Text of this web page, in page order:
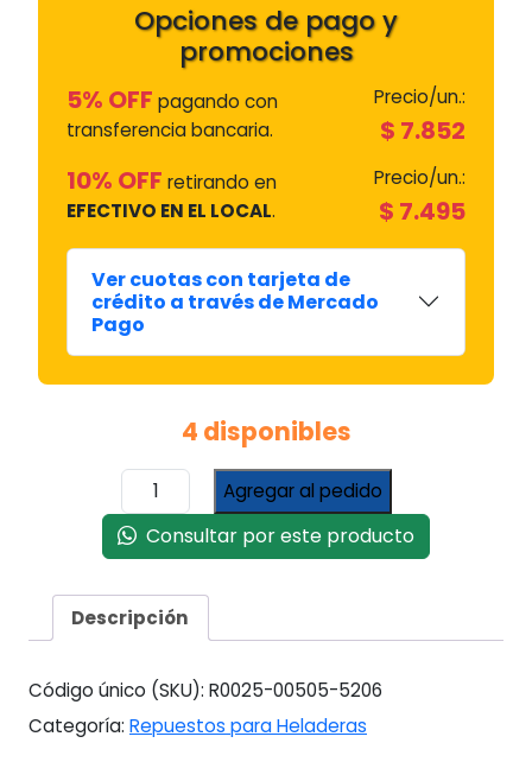
Opciones de pago y
promociones
5% OFF pagando con
transferencia bancaria.
Precio/un.:
$ 7.852
10% OFF retirando en
EFECTIVO EN EL LOCAL.
Precio/un.:
$ 7.495
Ver cuotas con tarjeta de
crédito a través de Mercado
Pago
4 disponibles
Interruptor
Gafa
Hgnf
3
1
Perrilla
#73018
cantidad
Agregar al pedido
Consultar por este producto
Descripción
Código único (SKU): R0025-00505-5206
Categoría: Repuestos para Heladeras